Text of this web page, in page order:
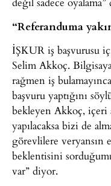
“Referanduma
İŞKUR iş başvurusu
Selim Akkoç.
rağmen iş
başvuru yaptığını
bekleyen Akkoç, içeri
yapılacaksa bizi de
görevlilere veryansın
beklentisini
var” diyor.